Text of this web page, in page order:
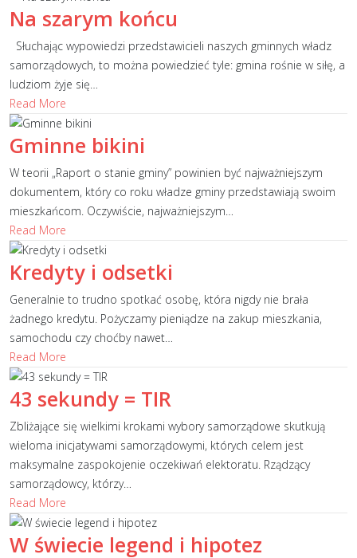
Na szarym końcu
Słuchając wypowiedzi przedstawicieli naszych gminnych władz
samorządowych, to można powiedzieć tyle: gmina rośnie w siłę, a
ludziom żyje się…
Read More
Gminne bikini
W teorii „Raport o stanie gminy” powinien być najważniejszym
dokumentem, który co roku władze gminy przedstawiają swoim
mieszkańcom. Oczywiście, najważniejszym…
Read More
Kredyty i odsetki
Generalnie to trudno spotkać osobę, która nigdy nie brała
żadnego kredytu. Pożyczamy pieniądze na zakup mieszkania,
samochodu czy choćby nawet…
Read More
43 sekundy = TIR
Zbliżające się wielkimi krokami wybory samorządowe skutkują
wieloma inicjatywami samorządowymi, których celem jest
maksymalne zaspokojenie oczekiwań elektoratu. Rządzący
samorządowcy, którzy…
Read More
W świecie legend i hipotez